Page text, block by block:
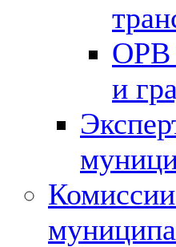
ОРВ
и